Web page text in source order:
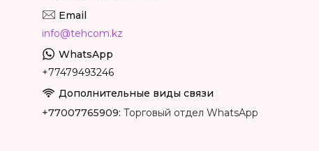
info@tehcom.kz
+77479493246
+77007765909 Торговый отдел WhatsApp